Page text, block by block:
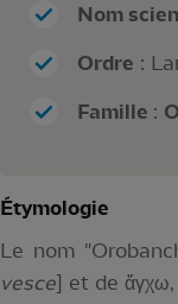
Nom
Ordre :
Famille :
Étymologie
Le nom
vesce] et de